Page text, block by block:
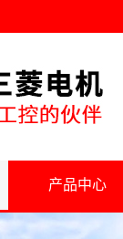
产品中心